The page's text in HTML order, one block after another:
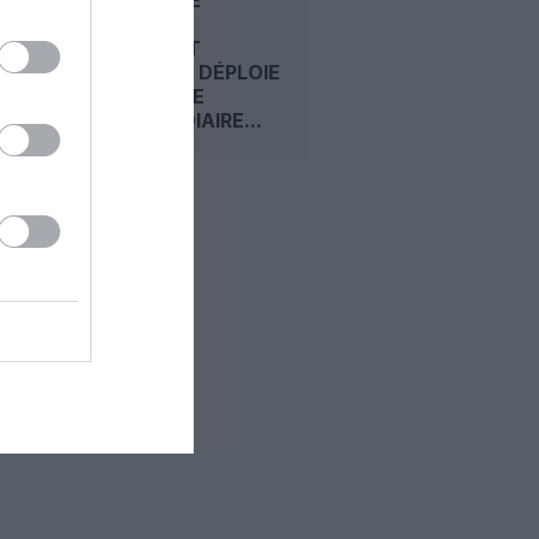
COMMENT
EMIRATES DÉPLOIE
SA CLASSE
INTERMÉDIAIRE...